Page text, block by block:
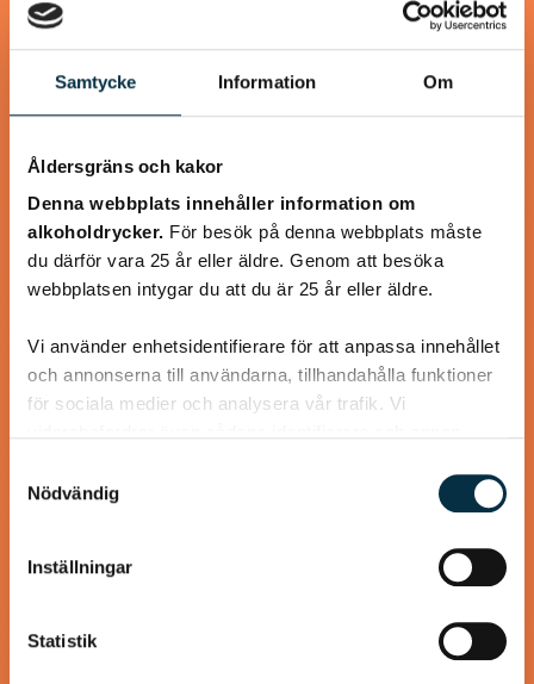
Samtycke Information Om
Åldersgräns och kakor
Denna webbplats innehåller information om
alkoholdrycker. För besök på denna webbplats måste
du därför vara 25 år eller äldre. Genom att besöka
webbplatsen intygar du att du är 25 år eller äldre.
Vi använder enhetsidentifierare för att anpassa innehållet
och annonserna till användarna, tillhandahålla funktioner
för sociala medier och analysera vår trafik. Vi
annons- och analysföretag som vi samarbetar med.
Dessa kan i sin tur kombinera informationen med annan
information som du har tillhandahållit eller som de har
samlat in när du har använt deras tjänster.
Nödvändig
Inställningar
Statistik
Köttfärskebab med hemmagjord
Kebabkrydda
Supergott, nyttigt och enkelt! Jag använder laktosfri
@koppargrytan